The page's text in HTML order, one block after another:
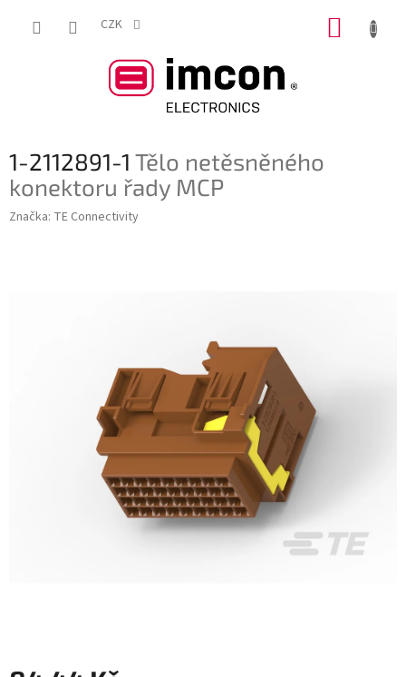
CZK
1-2112891-1 Tělo netěsněného
konektoru řady MCP
Značka: TE Connectivity